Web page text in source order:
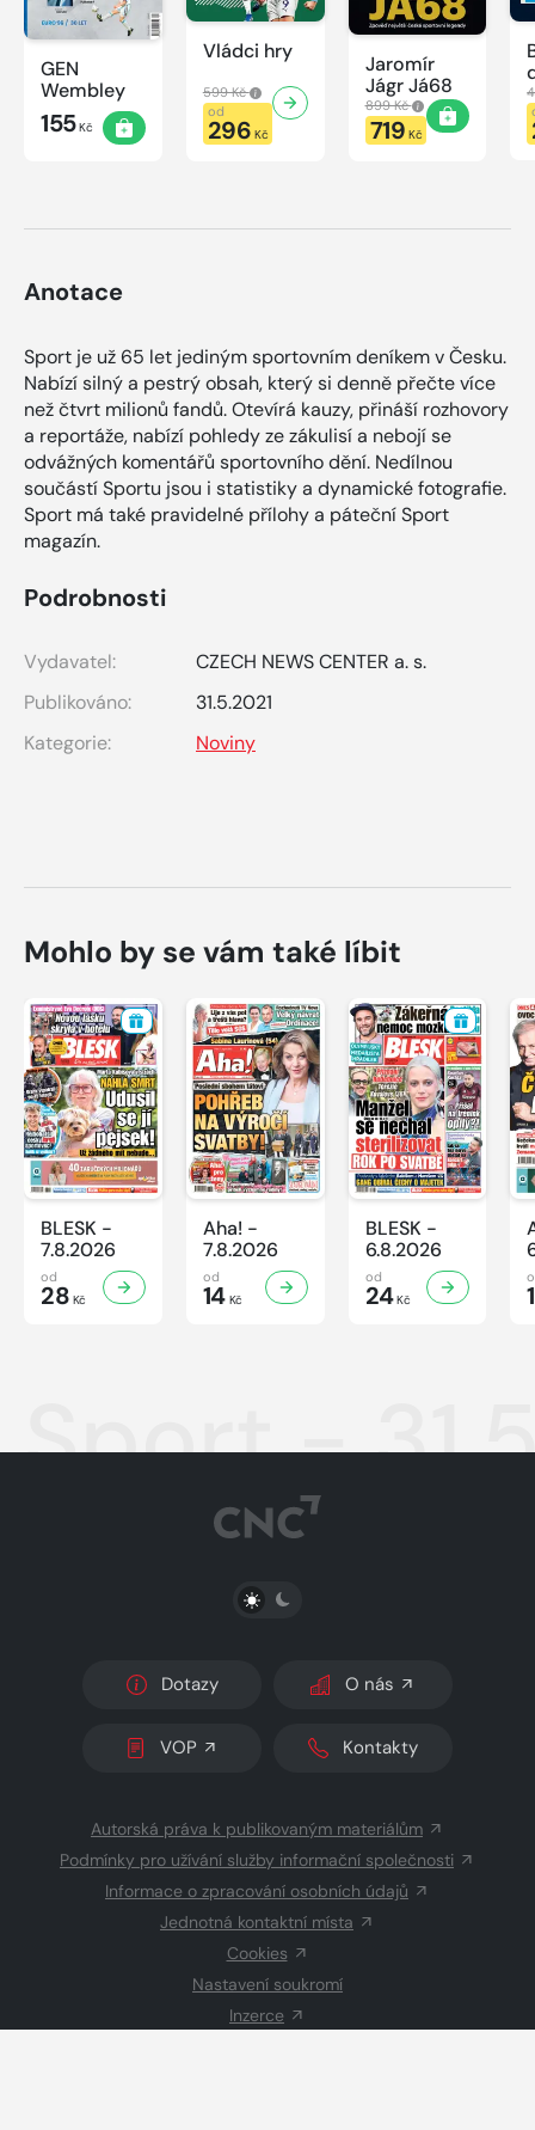
GEN
Wembley
155Kč
Vládci hry
599 Kč
od
296 Kč
Jaromír
Jágr Já68
899 Kč
719 Kč
Anotace
Sport je už 65 let jediným sportovním deníkem v Česku.
Nabízí silný a pestrý obsah, který si denně přečte více
než čtvrt milionů fandů. Otevírá kauzy, přináší rozhovory
a reportáže, nabízí pohledy ze zákulisí a nebojí se
odvážných komentářů sportovního dění. Nedílnou
součástí Sportu jsou i statistiky a dynamické fotografie.
Sport má také pravidelné přílohy a páteční Sport
magazín.
Podrobnosti
Vydavatel:
CZECH NEWS CENTER a. s.
Publikováno:
31.5.2021
Kategorie:
Noviny
Mohlo by se vám také líbit
BLESK -
7.8.2026
od
28 Kč
Aha! -
7.8.2026
od
14Kč
BLESK -
6.8.2026
od
24Kč
Sport -
PŘEPNOUT SVĚTLÝ/TMAVÝ REŽIM
Dotazy O nás
VOP Kontakty
Autorská práva k publikovaným materiálům
Podmínky pro užívání služby informační společnosti
Informace o zpracování osobních údajů
Jednotná kontaktní místa
Cookies
Nastavení soukromí
Inzerce